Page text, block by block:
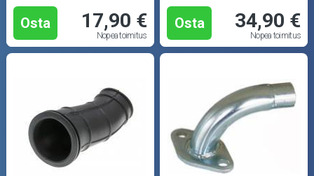
Osta 17,90 €
Nopea toimitus
Osta 34,90 €
Nopea toimitus